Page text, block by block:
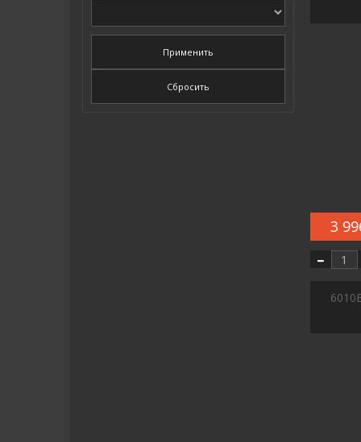
Применить
Сбросить
3